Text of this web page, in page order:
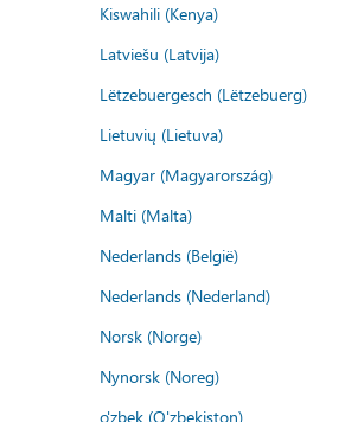
Kiswahili (Kenya)
Latviešu (Latvija)
Lëtzebuergesch (Lëtzebuerg)
Lietuvių (Lietuva)
Magyar (Magyarország)
Malti (Malta)
Nederlands (België)
Nederlands (Nederland)
Norsk (Norge)
Nynorsk (Noreg)
o'zbek (O'zbekiston)